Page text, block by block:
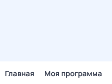
Главная Моя программа